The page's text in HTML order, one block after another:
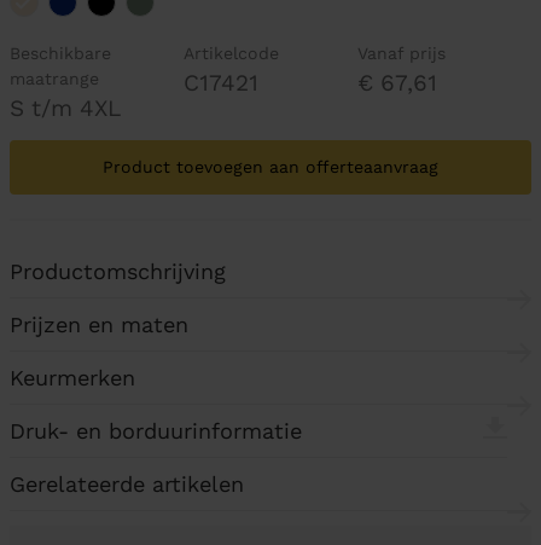
Beschikbare
maatrange
S t/m 4XL
Artikelcode
C17421
Vanaf prijs
€ 67,61
Product toevoegen aan offerteaanvraag
Productomschrijving
Prijzen en maten
Keurmerken
Druk- en borduurinformatie
Gerelateerde artikelen